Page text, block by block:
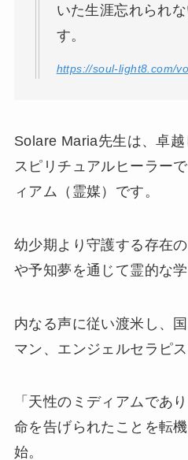
いた生涯忘れられ
す。
https://soul-light8.com/
Solare Maria先生は、卓
スピリチュアルヒーラー
ィアム（霊媒）です。
幼少期より守護する存在
や予知夢を通じて霊的な
内なる声に従い渡米し、
マン、エンジェルセラピス
「天性のミディアムであ
命を告げられたことを転
始。